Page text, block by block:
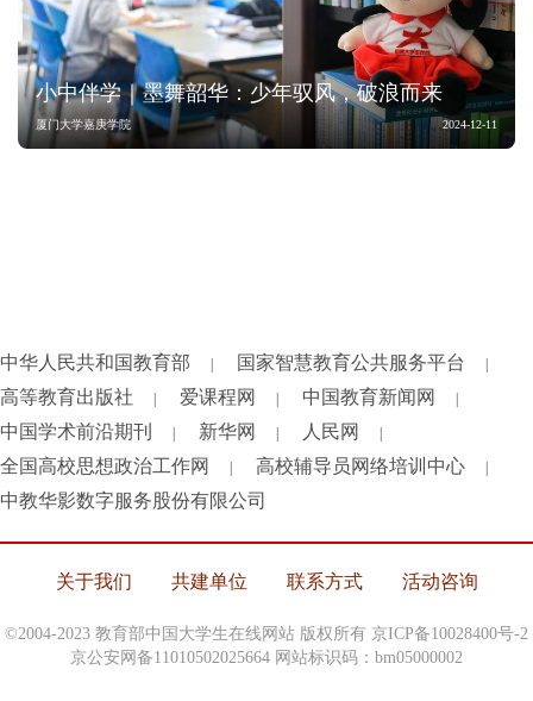
小中伴学｜墨舞韶华：少年驭风，破浪而来
厦门大学嘉庚学院 2024-12-11
中华人民共和国教育部 国家智慧教育公共服务平台
高等教育出版社 爱课程网 中国教育新闻网
中国学术前沿期刊 新华网 人民网
全国高校思想政治工作网 高校辅导员网络培训中心
中教华影数字服务股份有限公司
关于我们 共建单位 联系方式 活动咨询
©2004-2023 教育部中国大学生在线网站 版权所有 京ICP备10028400号-2
京公安网备11010502025664 网站标识码：bm05000002